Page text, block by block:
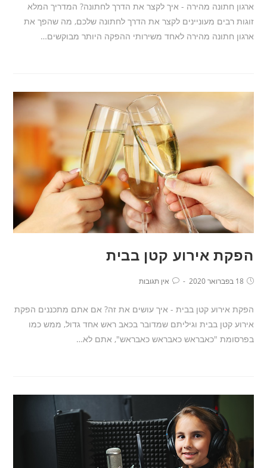
ארגון חתונה מהירה - איך לקצר את הדרך לחתונה? המדריך המלא
זוגות רבים מעוניינים לקצר את הדרך לחתונה שלכם, מה שהפך את
ארגון חתונה מהירה לאחד משירותי ההפקה היותר מבוקשים…
הפקת אירוע קטן בבית
18 בפברואר 2020 אין תגובות
הפקת אירוע קטן בבית - איך עושים את זה? אם אתם מתכננים הפקת
אירוע קטן בבית וגיליתם שמדובר בכאב ראש אחד גדול, ממש כמו
בפרסומת "כאבראש כאבראש כאבראש", אתם לא…